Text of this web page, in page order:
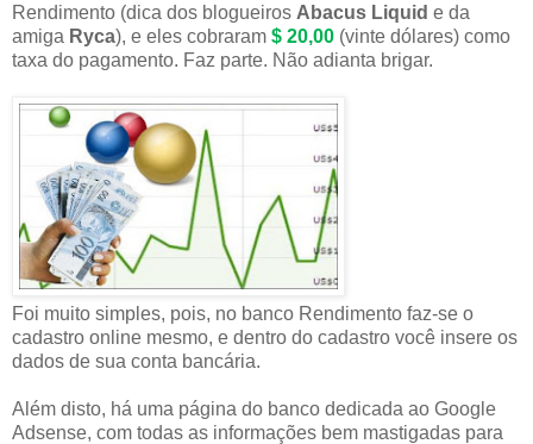
Rendimento (dica dos blogueiros Abacus Liquid e da
amiga Ryca), e eles cobraram $ 20,00 (vinte dólares) como
taxa do pagamento. Faz parte. Não adianta brigar.
Foi muito simples, pois, no banco Rendimento faz-se o
cadastro online mesmo, e dentro do cadastro você insere os
dados de sua conta bancária.
Além disto, há uma página do banco dedicada ao Google
Adsense, com todas as informações bem mastigadas para